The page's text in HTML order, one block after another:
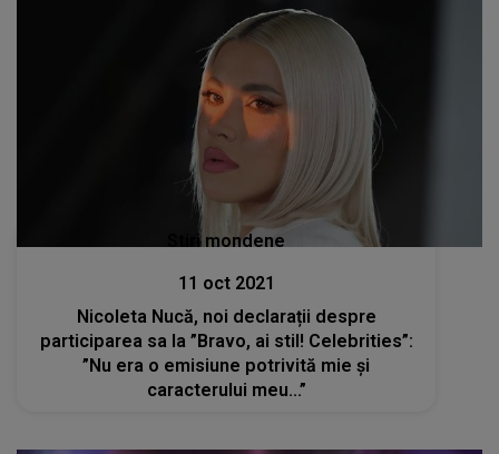
Stiri mondene
11 oct 2021
Nicoleta Nucă, noi declarații despre
participarea sa la ”Bravo, ai stil! Celebrities”:
”Nu era o emisiune potrivită mie și
caracterului meu...”